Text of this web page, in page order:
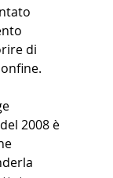
di
2008 è